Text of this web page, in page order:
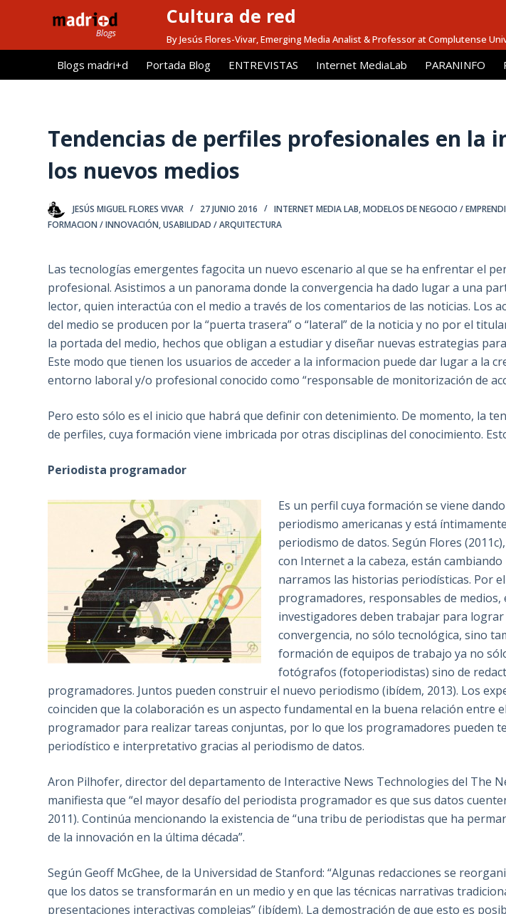
l
Cultura de red
By Jesús Flores-Vivar, Emerging Media Analist & Professor at Complutense
Blogs madri+d Portada Blog ENTREVISTAS Internet MediaLab PARANINFO
Tendencias de perfiles profesionales en la
los nuevos medios
JESÚS MIGUEL FLORES VIVAR 27 JUNIO 2016 INTERNET MEDIA LAB,MODELOS DE NEGOCIO /
FORMACION / INNOVACIÓN,USABILIDAD / ARQUITECTURA
Las tecnologías emergentes fagocita un nuevo escenario al que se ha enfrentar el
profesional. Asistimos a un panorama donde la convergencia ha dado lugar a una
lector, quien interactúa con el medio a través de los comentarios de las noticias. Los
del medio se producen por la “puerta trasera” o “lateral” de la noticia y no por el
la portada del medio, hechos que obligan a estudiar y diseñar nuevas estrategias
Este modo que tienen los usuarios de acceder a la informacion puede dar lugar a la
entorno laboral y/o profesional conocido como “responsable de monitorización de
Pero esto sólo es el inicio que habrá que definir con detenimiento. De momento, la
de perfiles, cuya formación viene imbricada por otras disciplinas del conocimiento.
Periodista programador
Es un perfil cuya formación se viene
periodismo americanas y está
periodismo de datos. Según Flores
con Internet a la cabeza, están
narramos las historias periodísticas. Por
programadores, responsables de medios,
investigadores deben trabajar para
convergencia, no sólo tecnológica, sino
formación de equipos de trabajo ya no
fotógrafos (fotoperiodistas) sino de
programadores. Juntos pueden construir el nuevo periodismo (ibídem, 2013). Los
coinciden que la colaboración es un aspecto fundamental en la buena relación entre
programador para realizar tareas conjuntas, por lo que los programadores pueden
periodístico e interpretativo gracias al periodismo de datos.
Aron Pilhofer, director del departamento de Interactive News Technologies del The
manifiesta que “el mayor desafío del periodista programador es que sus datos
2011). Continúa mencionando la existencia de “una tribu de periodistas que ha
de la innovación en la última década”.
Según Geoff McGhee, de la Universidad de Stanford: “Algunas redacciones se
que los datos se transformarán en un medio y en que las técnicas narrativas
presentaciones interactivas complejas” (ibídem). La demostración de que esto es